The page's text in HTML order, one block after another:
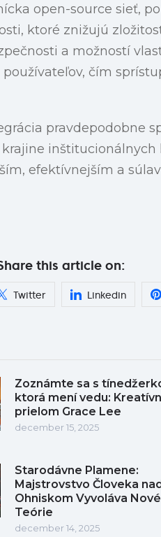
open-source sieť,
ktoré znižujú
a možností
čím
pravdepodobne
efektívnejším a
this article on:
Twitter Linkedin
Zoznámte sa s
ktorá mení vedu:
prielom Grace Lee
december 15, 2025
Starodávne Plamene:
Majstrovstvo Človeka
Ohniskom Vyvoláva Nové
Teórie
december 14, 2025